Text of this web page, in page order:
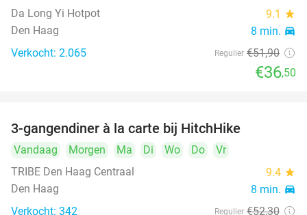
Da Long Yi Hotpot
9.1 star
Den Haag 8 min. directions_car
Verkocht: 2.065 Regulier €51,90
€36,50
3-gangendiner à la carte bij HitchHike
Vandaag Morgen Ma Di Wo Do
Vr
TRIBE Den Haag Centraal
9.4 star
Den Haag 8 min. directions_car
Verkocht: 342 Regulier €52,30